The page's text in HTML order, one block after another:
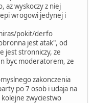
az wyskoczy z niej
wrogowi jedynej i
pokit/derfo
jest atak", od
jest stronniczy, ze
byc moderatorem, ze
zakonczenia
po 7 osob i udaja na
zwyciestwo